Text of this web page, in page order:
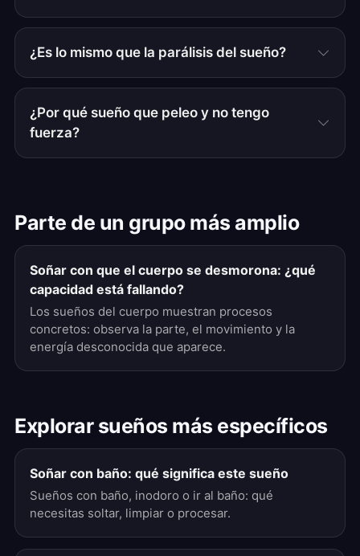
¿Es lo mismo que la parálisis del sueño?
¿Por qué sueño que peleo y no tengo
fuerza?
Parte de un grupo más amplio
Soñar con que el cuerpo se desmorona: ¿qué
capacidad está fallando?
Los sueños del cuerpo muestran procesos
concretos: observa la parte, el movimiento y la
energía desconocida que aparece.
Explorar sueños más específicos
Soñar con baño: qué significa este sueño
Sueños con baño, inodoro o ir al baño: qué
necesitas soltar, limpiar o procesar.